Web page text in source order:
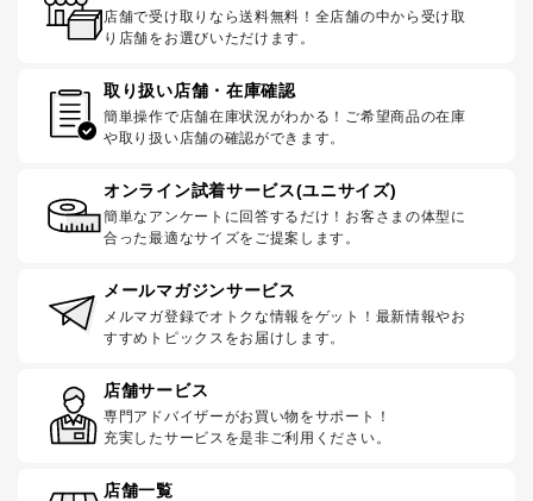
店舗で受け取りなら送料無料！全店舗の中から受け取
り店舗をお選びいただけます。
取り扱い店舗・在庫確認
簡単操作で店舗在庫状況がわかる！ご希望商品の在庫
や取り扱い店舗の確認ができます。
オンライン試着サービス(ユニサイズ)
簡単なアンケートに回答するだけ！お客さまの体型に
合った最適なサイズをご提案します。
メールマガジンサービス
メルマガ登録でオトクな情報をゲット！最新情報やお
すすめトピックスをお届けします。
店舗サービス
専門アドバイザーがお買い物をサポート！
充実したサービスを是非ご利用ください。
店舗一覧